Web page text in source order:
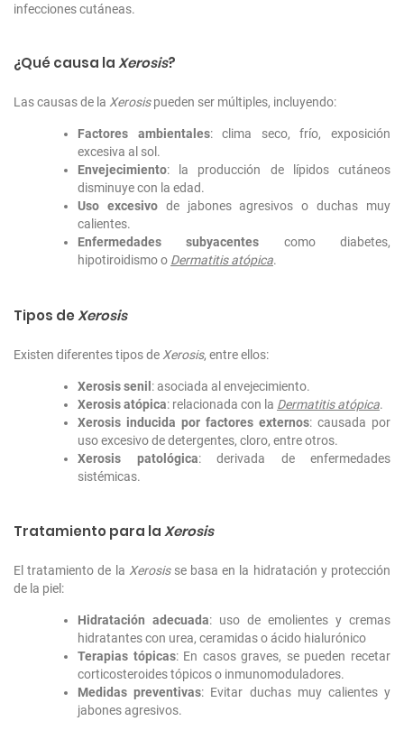
infecciones cutáneas.
¿Qué causa laXerosis?
Las causas de la Xerosispueden ser múltiples, incluyendo:
Factores ambientales: clima seco, frío, exposición
excesiva al sol.
Envejecimiento: la producción de lípidos cutáneos
disminuye con la edad.
Uso excesivode jabones agresivos o duchas muy
calientes.
Enfermedades subyacentes como diabetes,
hipotiroidismo o Dermatitis atópica.
Tipos deXerosis
Existen diferentes tipos de Xerosis, entre ellos:
Xerosis senil : asociada al envejecimiento.
Xerosis atópica: relacionada con la Dermatitis atópica.
Xerosis inducida por factores externos: causada por
uso excesivo de detergentes, cloro, entre otros.
Xerosis patológica: derivada de enfermedades
sistémicas.
Tratamiento para laXerosis
El tratamiento de la Xerosisse basa en la hidratación y protección
de la piel:
Hidratación adecuada: uso de emolientes y cremas
hidratantes con urea, ceramidas o ácido hialurónico
Terapias tópicas: En casos graves, se pueden recetar
corticosteroides tópicos o inmunomoduladores.
Medidas preventivas: Evitar duchas muy calientes y
jabones agresivos.